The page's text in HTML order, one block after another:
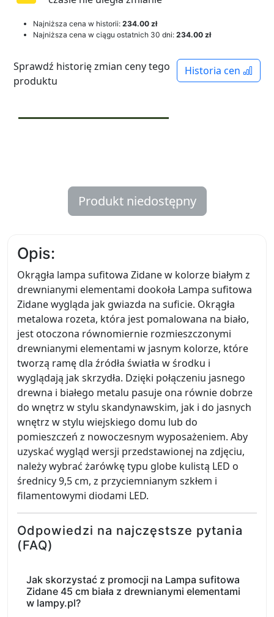
Najniższa cena w historii: 234.00 zł
Najniższa cena w ciągu ostatnich 30 dni: 234.00 zł
Historia cen
Sprawdź historię zmian ceny tego
produktu
Produkt niedostępny
Opis:
Okrągła lampa sufitowa Zidane w kolorze białym z
drewnianymi elementami dookoła Lampa sufitowa
Zidane wygląda jak gwiazda na suficie. Okrągła
metalowa rozeta, która jest pomalowana na biało,
jest otoczona równomiernie rozmieszczonymi
drewnianymi elementami w jasnym kolorze, które
tworzą ramę dla źródła światła w środku i
wyglądają jak skrzydła. Dzięki połączeniu jasnego
drewna i białego metalu pasuje ona równie dobrze
do wnętrz w stylu skandynawskim, jak i do jasnych
wnętrz w stylu wiejskiego domu lub do
pomieszczeń z nowoczesnym wyposażeniem. Aby
uzyskać wygląd wersji przedstawionej na zdjęciu,
należy wybrać żarówkę typu globe kulistą LED o
średnicy 9,5 cm, z przyciemnianym szkłem i
filamentowymi diodami LED.
Odpowiedzi na najczęstsze pytania
(FAQ)
Jak skorzystać z promocji na Lampa sufitowa
Zidane 45 cm biała z drewnianymi elementami
w lampy.pl?